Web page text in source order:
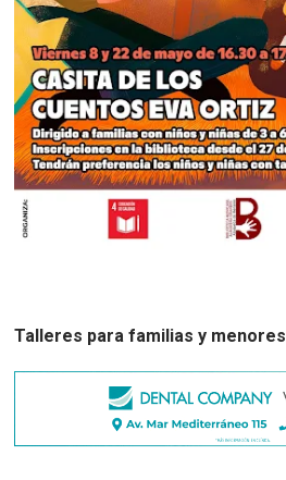
Talleres para familias y menores